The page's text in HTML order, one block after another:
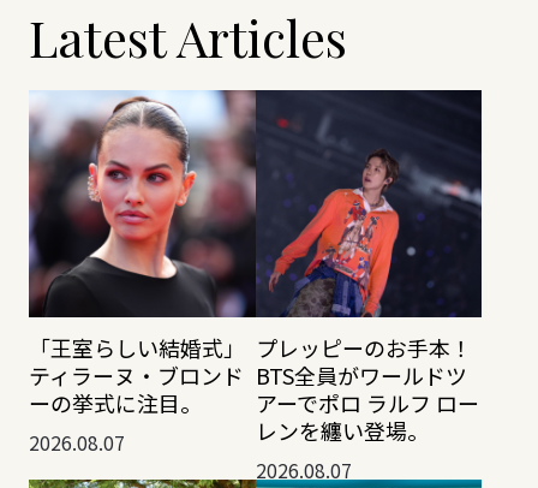
Latest Articles
「王室らしい結婚式」
ティラーヌ・ブロンド
ーの挙式に注目。
2026.08.07
プレッピーのお手本！
BTS全員がワールドツ
アーでポロ ラルフ ロー
レンを纏い登場。
2026.08.07